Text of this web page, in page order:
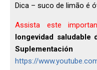
Dica – suco de limão é
Assista este
longevidad
Suplementación
https://